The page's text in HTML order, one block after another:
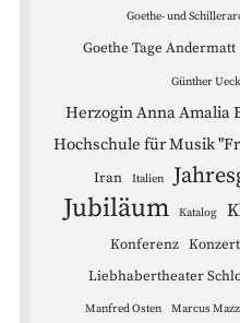
Goethe- und
Goethe Tage Andermatt
Günther
Herzogin Anna Amalia
Hochschule für Musik
Iran Italien
Jubiläum Katalog
Konferenz Konzert
Liebhabertheater
Manfred Osten Marcus